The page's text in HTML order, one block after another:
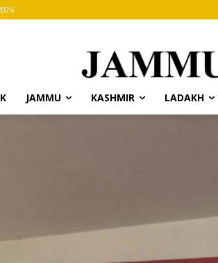
JAMMU KASHMIR LADAKH